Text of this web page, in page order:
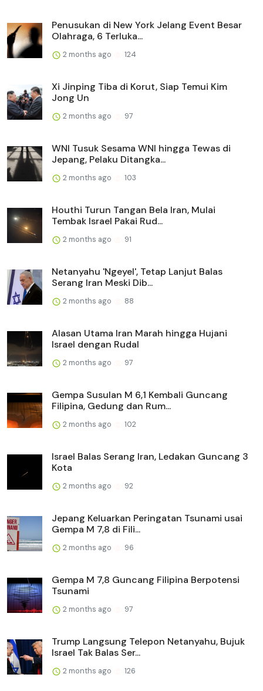
Penusukan di New York Jelang Event Besar
Olahraga, 6 Terluka...
2 months ago 124
Xi Jinping Tiba di Korut, Siap Temui Kim
Jong Un
2 months ago 97
WNI Tusuk Sesama WNI hingga Tewas di
Jepang, Pelaku Ditangka...
2 months ago 103
Houthi Turun Tangan Bela Iran, Mulai
Tembak Israel Pakai Rud...
2 months ago 91
Netanyahu 'Ngeyel', Tetap Lanjut Balas
Serang Iran Meski Dib...
2 months ago 88
Alasan Utama Iran Marah hingga Hujani
Israel dengan Rudal
2 months ago 97
Gempa Susulan M 6,1 Kembali Guncang
Filipina, Gedung dan Rum...
2 months ago 102
Israel Balas Serang Iran, Ledakan Guncang 3
Kota
2 months ago 92
Jepang Keluarkan Peringatan Tsunami usai
Gempa M 7,8 di Fili...
2 months ago 96
Gempa M 7,8 Guncang Filipina Berpotensi
Tsunami
2 months ago 97
Trump Langsung Telepon Netanyahu, Bujuk
Israel Tak Balas Ser...
2 months ago 126